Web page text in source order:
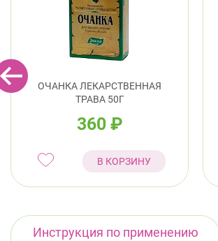
ОЧАНКА ЛЕКАРСТВЕННАЯ
ТРАВА 50Г
360 ₽
В КОРЗИНУ
Инструкция по применению